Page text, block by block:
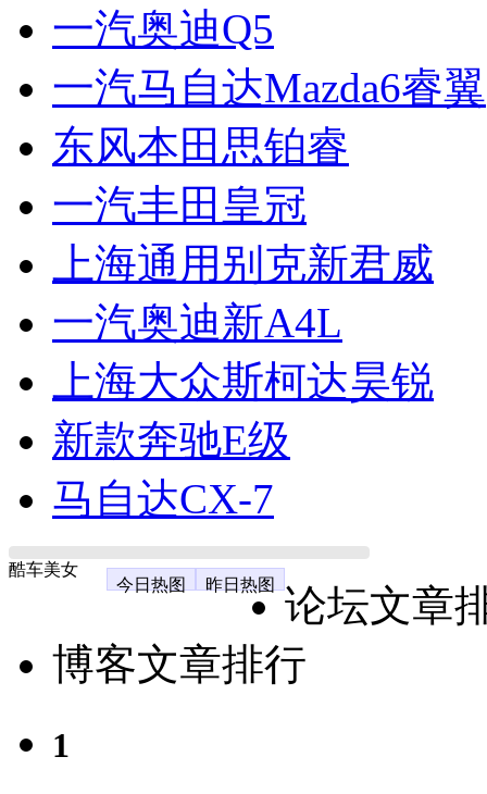
一汽奥迪Q5
一汽马自达Mazda6睿翼
东风本田思铂睿
一汽丰田皇冠
上海通用别克新君威
一汽奥迪新A4L
上海大众斯柯达昊锐
新款奔驰E级
马自达CX-7
酷车美女
今日热图
昨日热图
论坛文章
博客文章排行
1